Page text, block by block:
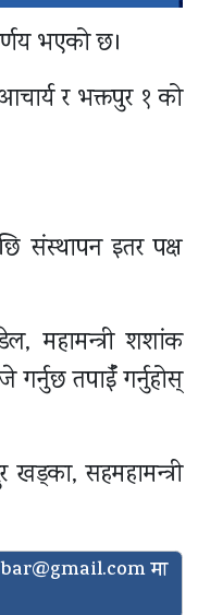
भएको छ।
र भक्तपुर १ को
संस्थापन इतर पक्ष
महामन्त्री शशांक
गर्नुछ तपाईँ गर्नुहोस्
खड्का, सहमहामन्त्री
मा